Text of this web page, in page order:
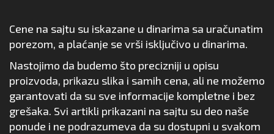
Cene na sajtu su iskazane u dinarima sa uračunatim
porezom, a plaćanje se vrši isključivo u dinarima.
Nastojimo da budemo što precizniji u opisu
proizvoda, prikazu slika i samih cena, ali ne možemo
garantovati da su sve informacije kompletne i bez
grešaka. Svi artikli prikazani na sajtu su deo naše
ponude i ne podrazumeva da su dostupni u svakom